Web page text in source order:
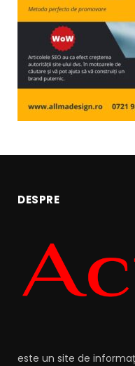
DESPRE
este un site de